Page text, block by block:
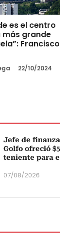
es el centro
grande
Francisco
22/10/2024
Jefe de finanzas
Golfo ofreció
teniente para
07/08/2026